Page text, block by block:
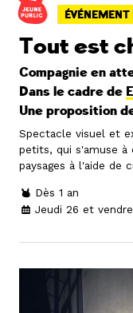
ÉVÉNEMENT
Tout est
Compagnie en
Dans le cadre de
Une proposition
Spectacle visuel et
petits, qui s'amuse
paysages à l'aide de
Dès 1 an
Jeudi 26 et